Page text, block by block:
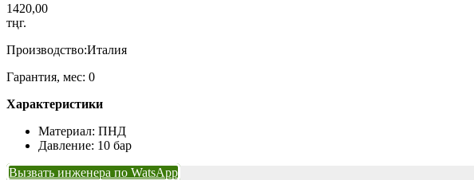
1420,00
тңг.
Производство:Италия
Гарантия, мес: 0
Характеристики
Материал: ПНД
Давление: 10 бар
Вызвать инженера по WatsApp